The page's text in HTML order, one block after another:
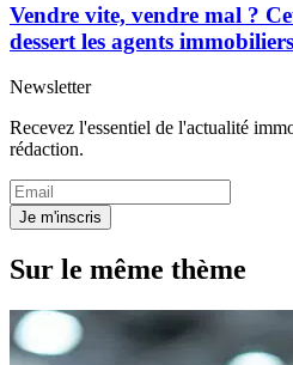
Vendre vite, vendre mal ?
dessert les agents immobiliers
Newsletter
Recevez l'essentiel de l'actualité
rédaction.
Je m'inscris
Sur le même thème